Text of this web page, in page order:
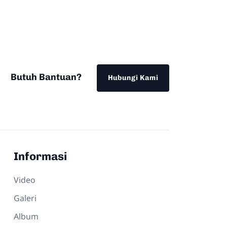
Butuh Bantuan? Hubungi Kami
Informasi
Video
Galeri
Album